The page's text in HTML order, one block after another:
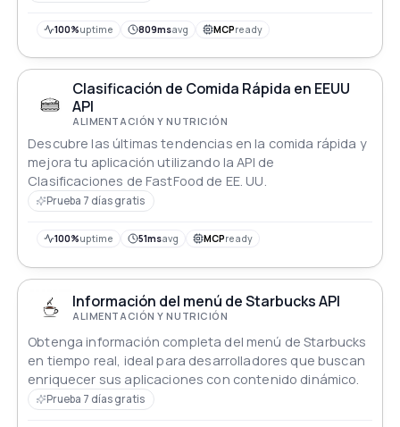
magia de porciones personalizadas, garantiza
especificadas. ¡Inteligencia culinaria al alcance de tu
100%uptime 809msavg MCPready
Clasificación de Comida Rápida en EEUU
API
ALIMENTACIÓN Y NUTRICIÓN
Descubre las últimas tendencias en la comida rápida y
mejora tu aplicación utilizando la API de
Clasificaciones de FastFood de EE. UU.
Prueba 7 días gratis
100%uptime 51msavg MCPready
Información del menú de Starbucks API
ALIMENTACIÓN Y NUTRICIÓN
Obtenga información completa del menú de Starbucks
en tiempo real, ideal para desarrolladores que buscan
enriquecer sus aplicaciones con contenido dinámico.
Prueba 7 días gratis